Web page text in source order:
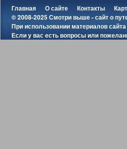
Главная О сайте Контакты
© 2008-2025 Смотри выше - сайт о
При использовании материалов
Если у вас есть вопросы или